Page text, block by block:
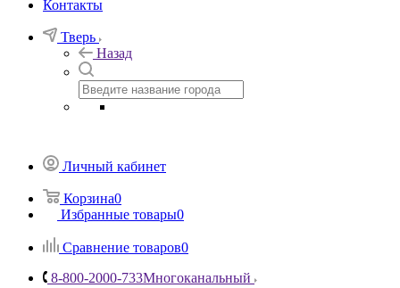
Контакты
Тверь
Назад
Личный кабинет
Корзина0
Избранные товары0
Сравнение товаров0
8-800-2000-733Многоканальный